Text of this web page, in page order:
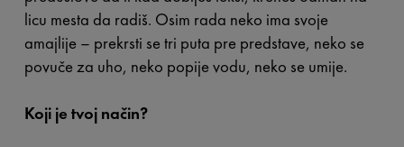
licu mesta da radiš. Osim rada neko ima svoje
amajlije – prekrsti se tri puta pre predstave, neko se
povuče za uho, neko popije vodu, neko se umije.
Koji je tvoj način?